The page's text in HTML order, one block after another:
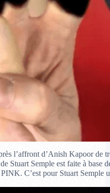
l’affront d’Anish Kapoor de
Stuart Semple est faite à base
PINK. C’est pour Stuart